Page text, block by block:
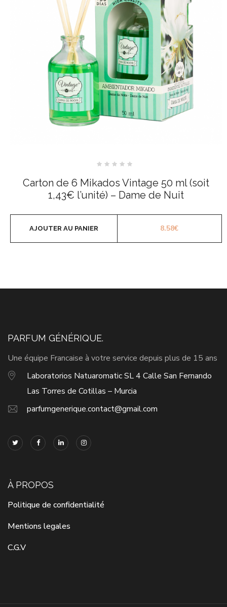
sur
5
Carton de 6 Mikados Vintage 50 ml (soit
1,43€ l’unité) – Dame de Nuit
8.58€
AJOUTER AU PANIER
PARFUM GÉNÉRIQUE.
Une équipe Francaise à votre service depuis plus de 15 ans
Laboratorios Natuaromatic SL 4 Calle San Fernando
Las Torres de Cotillas – Murcia
parfumgenerique.contact@gmail.com
À PROPOS
Politique de confidentialité
Mentions legales
C.G.V